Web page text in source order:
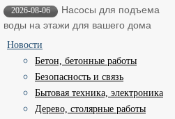
2026-08-06
Насосы для подъема
воды на этажи для вашего дома
Новости
Бетон, бетонные работы
Безопасность и связь
Бытовая техника, электроника
Дерево, столярные работы